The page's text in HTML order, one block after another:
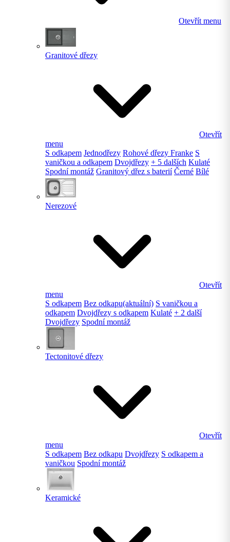
Otevřít menu
Granitové dřezy
Otevřít
menu
S odkapem Jednodřezy Rohové dřezy Franke S
vaničkou a odkapem Dvojdřezy + 5 dalších Kulaté
Spodní montáž Granitový dřez s baterií Černé Bílé
Nerezové
Otevřít
menu
S odkapem Bez odkapu(aktuální) S vaničkou a
odkapem Dvojdřezy s odkapem Kulaté + 2 další
Dvojdřezy Spodní montáž
Tectonitové dřezy
Otevřít
menu
S odkapem Bez odkapu Dvojdřezy S odkapem a
vaničkou Spodní montáž
Keramické